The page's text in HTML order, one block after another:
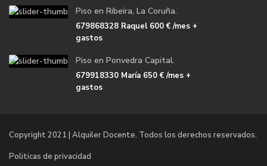
Piso en Ribeira, La Coruña.
679868328 Raquel600 €/mes +
gastos
Piso en Ponvedra Capital.
679918330 María 650 €/mes +
gastos
Copyright 2021 | Alquiler Docente. Todos los derechos reservados.
Politicas de privacidad